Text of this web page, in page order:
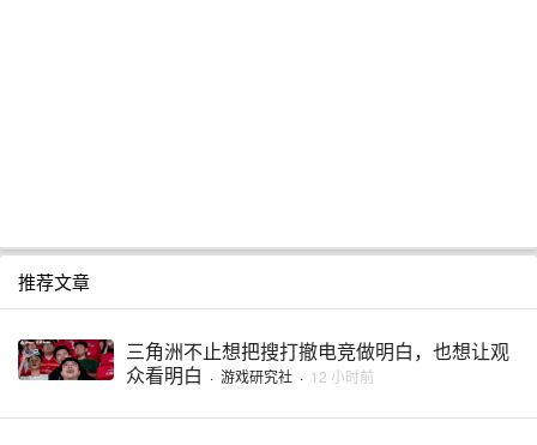
推荐文章
三角洲不止想把搜打撤电竞做明白，也想让观
众看明白 · 游戏研究社 · 12 小时前